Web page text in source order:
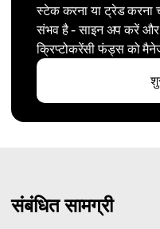
स्टेक करना या ट्रेड करना
संभव है - साइन अप करें
क्रिप्टोकरेंसी फंड्स को
संबंधित सामग्री